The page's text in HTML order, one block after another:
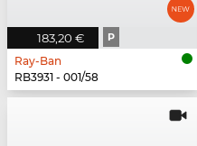
183,20 € P
Ray-Ban
RB3931 - 001/58